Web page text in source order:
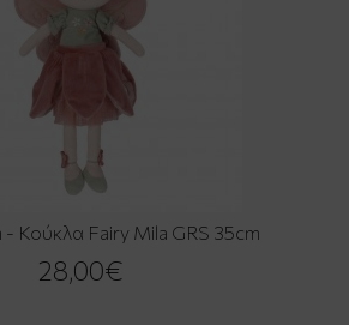
Κούκλα Fairy Mila GRS 35cm
28,00€